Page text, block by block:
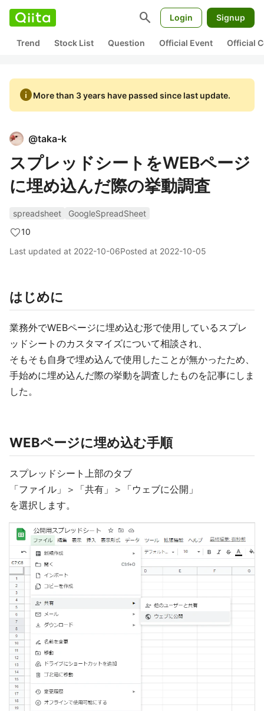
search Login Signup
Trend Stock List Question Official Event Official
infoMore than 3 years have passed since last update.
@taka-k
スプレッドシートをWEBページ
に埋め込んだ際の挙動調査
spreadsheet
GoogleSpreadSheet
10
Last updated at 2022-10-06Posted at 2022-10-05
はじめに
業務外でWEBページに埋め込む形で使用しているスプレ
ッドシートのカスタマイズについて相談され、
そもそも自身で埋め込んで使用したことが無かったため、
手始めに埋め込んだ際の挙動を調査したものを記事にしま
した。
WEBページに埋め込む手順
スプレッドシート上部のタブ
「ファイル」＞「共有」＞「ウェブに公開」
を選択します。